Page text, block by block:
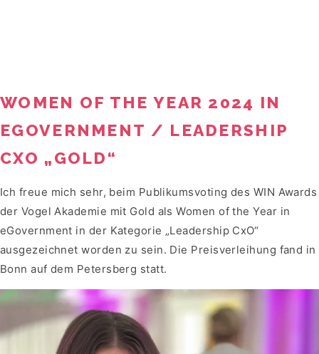
WOMEN OF THE YEAR 2024 IN
EGOVERNMENT / LEADERSHIP
CXO „GOLD“
Ich freue mich sehr, beim Publikumsvoting des WIN Awards
der Vogel Akademie mit Gold als Women of the Year in
eGovernment in der Kategorie „Leadership CxO“
ausgezeichnet worden zu sein. Die Preisverleihung fand in
Bonn auf dem Petersberg statt.